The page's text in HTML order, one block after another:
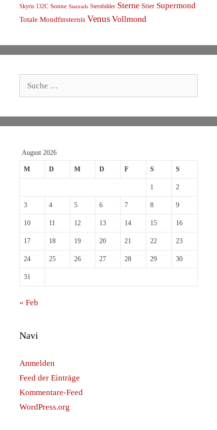
Skyris 132C Sonne Startrails Sternbilder Sterne Stier Supermond
Totale Mondfinsternis Venus Vollmond
August 2026
M D M D F S S
1 2
3 4 5 6 7 8 9
10 11 12 13 14 15 16
17 18 19 20 21 22 23
24 25 26 27 28 29 30
31
« Feb
Navi
Anmelden
Feed der Einträge
Kommentare-Feed
WordPress.org